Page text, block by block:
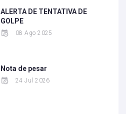
ALERTA DE TENTATIVA DE
GOLPE
08 Ago 2025
Nota de pesar
24 Jul 2026